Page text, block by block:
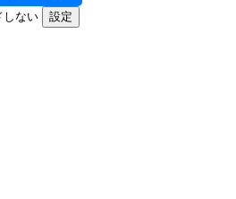
しない